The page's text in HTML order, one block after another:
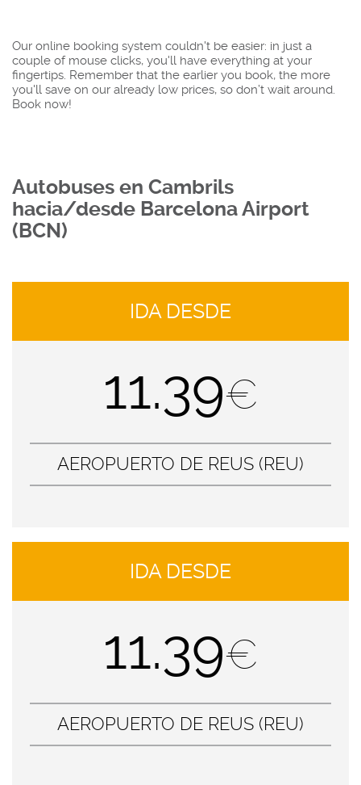
Our online booking system couldn't be easier: in just a
couple of mouse clicks, you'll have everything at your
fingertips. Remember that the earlier you book, the more
you'll save on our already low prices, so don’t wait around.
Book now!
Autobuses en Cambrils
hacia/desde Barcelona Airport
(BCN)
IDA DESDE
11.39€
AEROPUERTO DE REUS (REU)
IDA DESDE
11.39€
AEROPUERTO DE REUS (REU)